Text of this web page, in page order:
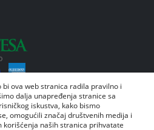
ova web stranica radila pravilno i
dalja unapređenja stranice sa
iskustva, kako bismo
omogućili značaj društvenih medija i
naših stranica prihvatate